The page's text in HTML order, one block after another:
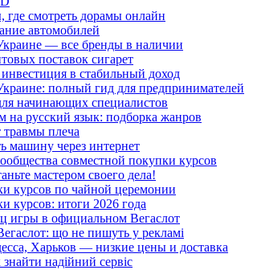
смотреть дорамы онлайн
автомобилей
— все бренды в наличии
поставок сигарет
в стабильный доход
полный гид для предпринимателей
начинающих специалистов
на русский язык: подборка жанров
плеча
машину через интернет
совместной покупки курсов
мастером своего дела!
курсов по чайной церемонии
курсов: итоги 2026 года
игры в официальном Вегаслот
що не пишуть у рекламі
Харьков — низкие цены и доставка
надійний сервіс